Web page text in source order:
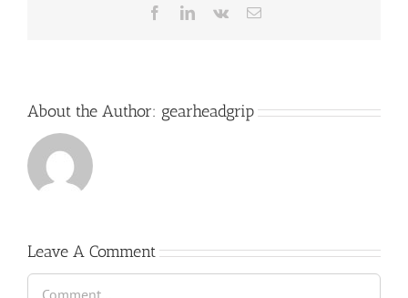
FacebookLinkedIn
Vk Email
About the Author: gearheadgrip
Leave A Comment
Comment